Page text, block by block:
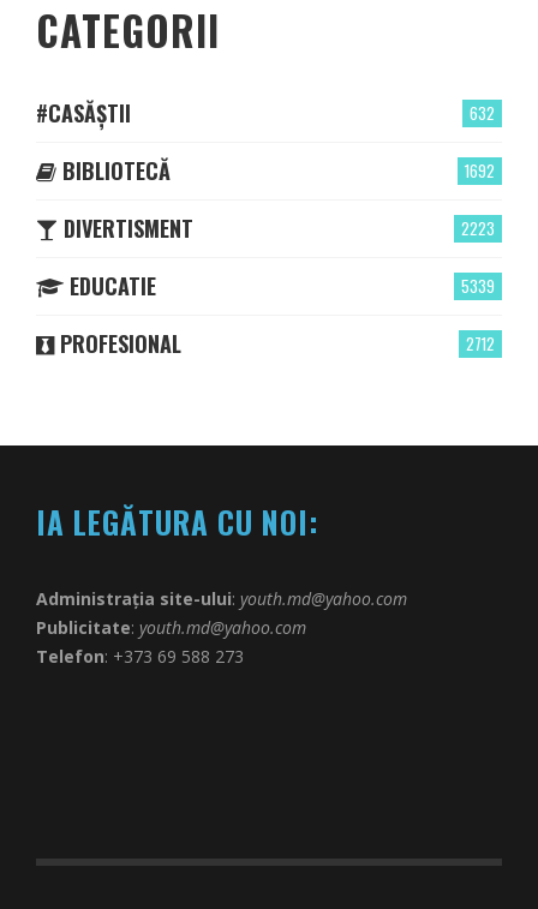
CATEGORII
632
#CASĂȘTII
1692
BIBLIOTECĂ
2223
DIVERTISMENT
5339
EDUCATIE
2712
PROFESIONAL
IA LEGĂTURA CU NOI:
Administrația site-ului: youth.md@yahoo.com
Publicitate: youth.md@yahoo.com
Telefon: +373 69 588 273